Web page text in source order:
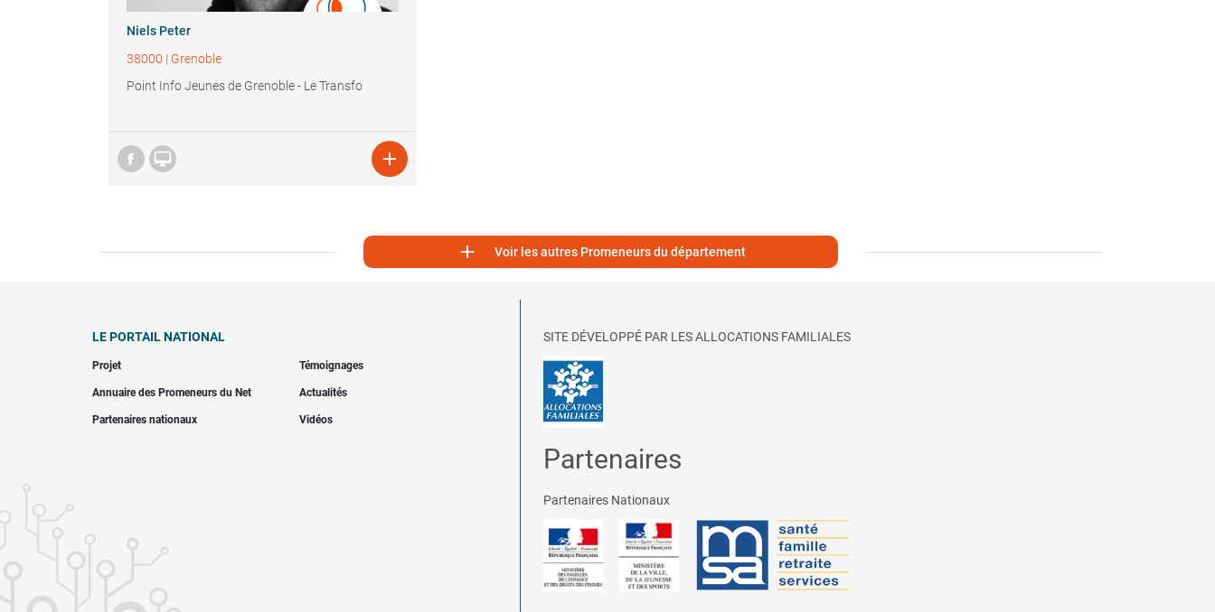
Niels Peter
38000 | Grenoble
Point Info Jeunes de Grenoble - Le Transfo
 
 Voir les autres Promeneurs du département
LE PORTAIL NATIONAL
Projet Témoignages
Annuaire des Promeneurs du Net Actualités
Partenaires nationaux Vidéos
SITE DÉVELOPPÉ PAR LES ALLOCATIONS FAMILIALES
Partenaires
Partenaires Nationaux